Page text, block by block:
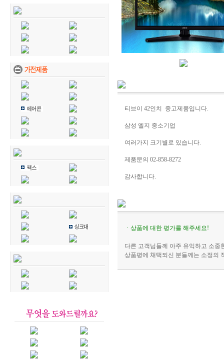
티브이 42인치 중고제품입니다.
삼성 엘지 중소기업
여러가지 크기별로 있습니다.
제품문의 02-858-8272
감사합니다.
ㆍ상품에 대한 평가를 해주세요!
다른 고객님들께 아주 유익하고 소중
상품평에 채택되신 분들께는 소정의